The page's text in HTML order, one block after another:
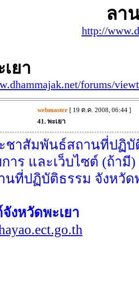
ลา
http://
ยา
forums/
webmaster[ 19 ต.ค. 2008, 06:44 ]
41. พะเยา
ชาสัมพันธ์สถานที่ปฏิบั
การ และเว็บไซต์ (ถ้ามี)
นที่ปฏิบัติธรรม จังหวัด
จังหวัดพะเยา